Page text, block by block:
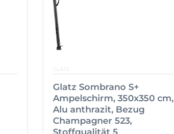
GLATZ
Glatz Sombrano S+
Ampelschirm, 350x350 cm,
Alu anthrazit, Bezug
Champagner 523,